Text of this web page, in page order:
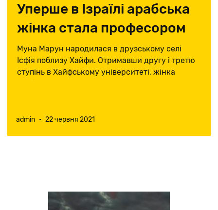
Уперше в Ізраїлі арабська
жінка стала професором
університету
Муна Марун народилася в друзському селі
Ісфія поблизу Хайфи. Отримавши другу і третю
ступінь в Хайфському університеті, жінка
admin • 22 червня 2021